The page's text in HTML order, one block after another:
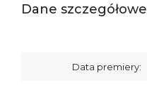
Dane szczegółowe
Data premiery: